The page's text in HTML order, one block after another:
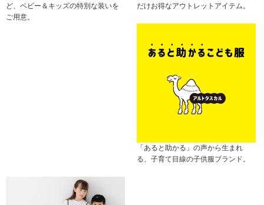
ど、ベビー＆キッズの特別な装いを
ご用意。
だけお得なアウトレットアイテム。
「あると助かる」の声から生まれ
る、子育て目線の子供服ブランド。